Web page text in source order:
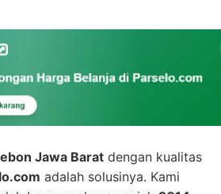
Jawa Barat dengan kualitas
adalah solusinya. Kami